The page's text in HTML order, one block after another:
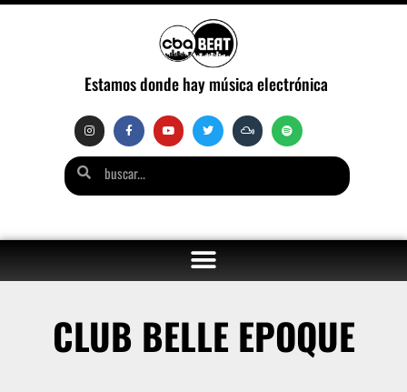
Estamos donde hay música electrónica
CLUB BELLE EPOQUE